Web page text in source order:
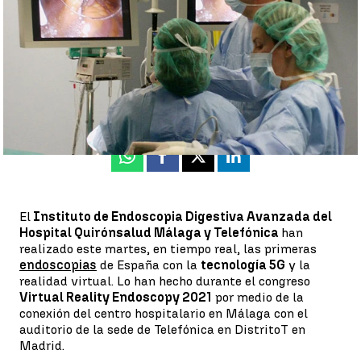
Jorge Martínez | Paz Bailón
Publicado: 26 de octubre de 2021, 18:38
Whatsapp
Facebook
X Linkedin
El Instituto de Endoscopia Digestiva Avanzada del
Hospital Quirónsalud Málaga y Telefónica han
realizado este martes, en tiempo real, las primeras
endoscopias de España con la tecnología 5G y la
realidad virtual. Lo han hecho durante el congreso
Virtual Reality Endoscopy 2021 por medio de la
conexión del centro hospitalario en Málaga con el
auditorio de la sede de Telefónica en DistritoT en
Madrid.